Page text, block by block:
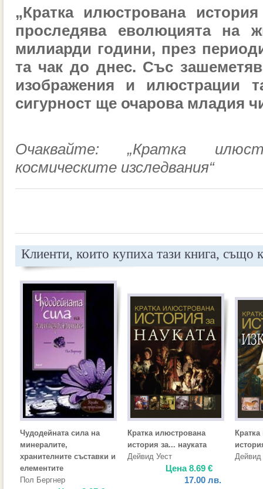
„Кратка илюстрована
проследява еволюцията на
милиарди години, през
та чак до днес. Със
изображения и илюстрации
сигурност ще очарова младия
Очаквайте: „Кратка
космическите изследвания“
Клиенти, които купиха тази книга, също
Чудодейната сила на
минералите,
хранителните съставки и
елементите
Пол Бергнер
Кратка илюстрована
история за... науката
Дейвид Уест
Цена8.69 €
17.00 лв.
Дейвид